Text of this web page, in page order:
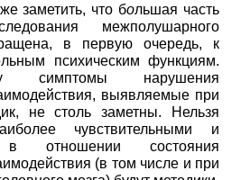
заметить, что большая часть
межполу­шарного
в первую очередь, к
психическим функциям.
симптомы нарушения
выявляемые при
не столь заметны. Нельзя
чувствительными и
в отношении состояния
(в том числе и при